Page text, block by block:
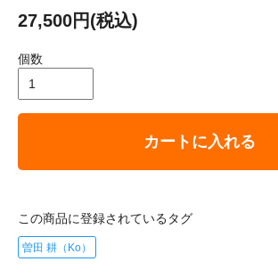
27,500円(税込)
個数
カートに入れる
この商品に登録されているタグ
曽田 耕（Ko）